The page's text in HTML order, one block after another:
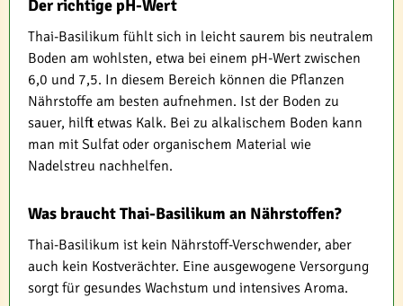
Der richtige pH-Wert
Thai-Basilikum fühlt sich in leicht saurem bis neutralem
Boden am wohlsten, etwa bei einem pH-Wert zwischen
6,0 und 7,5. In diesem Bereich können die Pflanzen
Nährstoffe am besten aufnehmen. Ist der Boden zu
sauer, hilft etwas Kalk. Bei zu alkalischem Boden kann
man mit Sulfat oder organischem Material wie
Nadelstreu nachhelfen.
Was braucht Thai-Basilikum an Nährstoffen?
Thai-Basilikum ist kein Nährstoff-Verschwender, aber
auch kein Kostverächter. Eine ausgewogene Versorgung
sorgt für gesundes Wachstum und intensives Aroma.